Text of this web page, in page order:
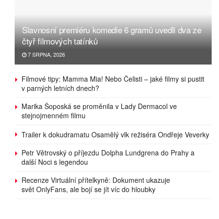
Slavnosní premiéru komedie 6 gramů uvedli dva ze
čtyř filmových tatínků
7 SRPNA, 2026
Filmové tipy: Mamma Mia! Nebo Čelisti – jaké filmy si pustit
v parných letních dnech?
Marika Šoposká se proměnila v Lady Dermacol ve
stejnojmenném filmu
Trailer k dokudramatu Osamělý vlk režiséra Ondřeje Veverky
Petr Větrovský o příjezdu Dolpha Lundgrena do Prahy a
další Noci s legendou
Recenze Virtuální přítelkyně: Dokument ukazuje
svět OnlyFans, ale bojí se jít víc do hloubky